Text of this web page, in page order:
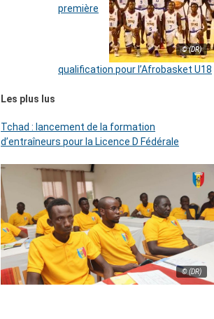
© (DR)
première
qualification pour l’Afrobasket U18
Les plus lus
Tchad : lancement de la formation
d’entraîneurs pour la Licence D Fédérale
© (DR)